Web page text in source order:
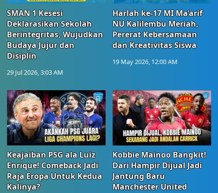
SMAN 1 Kesesi
Deklarasikan Sekolah
Berintegritas, Wujudkan
Budaya Jujur dan
Disiplin
29 Jul 2026, 3:03 AM
Harlah ke-17 MI Ma’arif
NU Kalilembu Meriah,
Pererat Kebersamaan
dan Kreativitas Siswa
19 May 2026, 12:00 AM
Keajaiban PSG ala Luiz
Enrique! Comeback Jadi
Raja Eropa Untuk Kedua
Kalinya?
Kobbie Mainoo Bangkit!
Dari Hampir Dijual Jadi
Jantung Baru
Manchester United